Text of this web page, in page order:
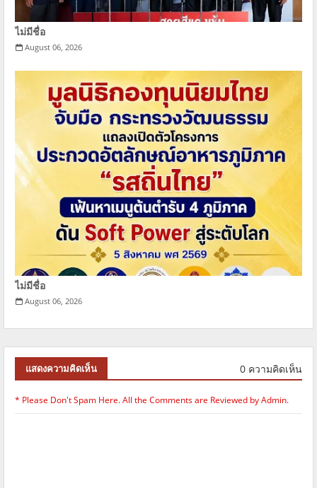
ไม่มีชื่อ
August 06, 2026
ไม่มีชื่อ
August 06, 2026
แสดงความคิดเห็น 0 ความคิดเห็น
* Please Don't Spam Here. All the Comments are Reviewed by Admin.